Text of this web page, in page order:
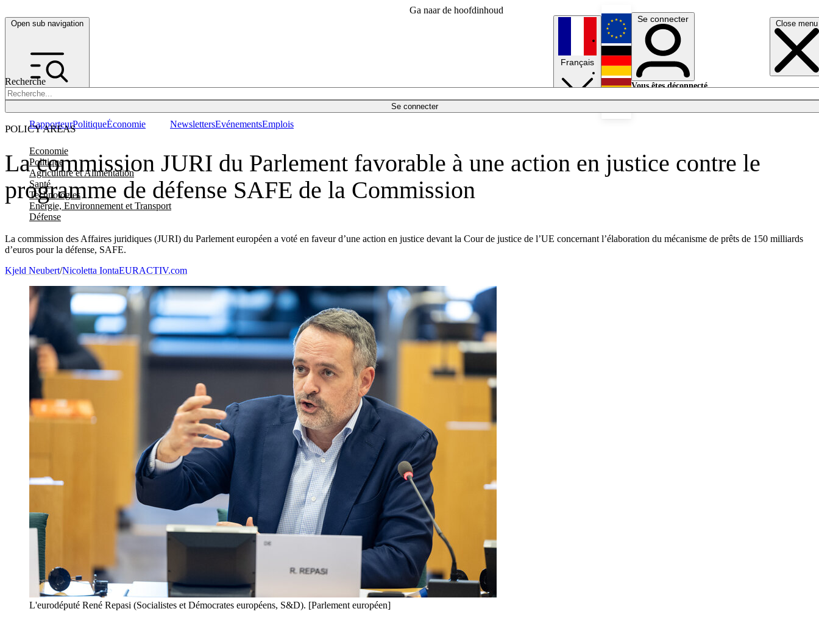
Ga naar de hoofdinhoud
Open sub navigation Close menu
Recherche
Se connecter
POLICY AREAS
Economie
Politique
Agriculture et Alimentation
Santé
Technologies
Energie, Environnement et Transport
Défense
RapporteurPolitiqueÉconomie NewslettersEvénementsEmplois
Français
English
Deutsch
Se connecter
Vous êtes déconnecté.
La commission JURI du Parlement favorable à une action en justice contre le
programme de défense SAFE de la Commission
La commission des Affaires juridiques (JURI) du Parlement européen a voté en faveur d’une action en justice devant la Cour de justice de l’UE concernant l’élaboration du mécanisme de prêts de 150 milliards
d’euros pour la défense, SAFE.
Kjeld Neubert/Nicoletta IontaEURACTIV.com
L'eurodéputé René Repasi (Socialistes et Démocrates européens, S&D). [Parlement européen]